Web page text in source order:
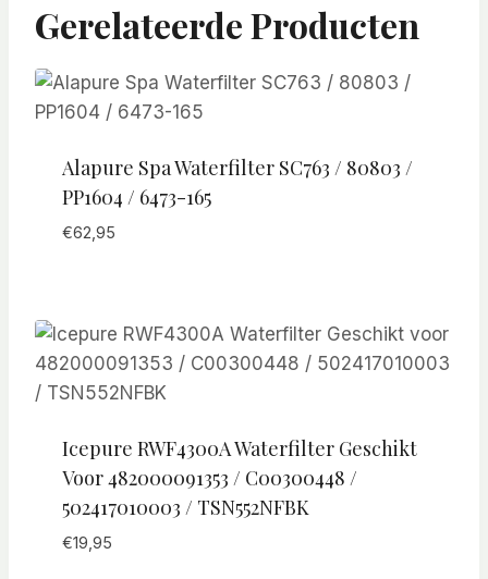
Gerelateerde Producten
Alapure Spa Waterfilter SC763 / 80803 /
PP1604 / 6473-165
€62,95
Icepure RWF4300A Waterfilter Geschikt
Voor 482000091353 / C00300448 /
502417010003 / TSN552NFBK
€19,95